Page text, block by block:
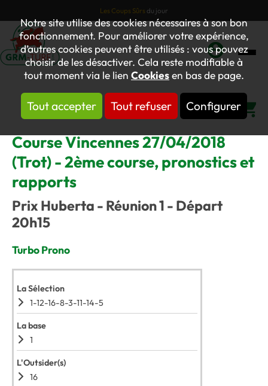
Notre site utilise des cookies nécessaires à son bon
fonctionnement. Pour améliorer votre expérience,
d’autres cookies peuvent être utilisés : vous pouvez
choisir de les désactiver. Cela reste modifiable à
tout moment via le lien Cookiesen bas de page.
Tout accepter Tout refuser Configurer
Les Coups Sûrs du jour
Mon
compte
Course Vincennes 27/04/2018
(Trot) - 2ème course, pronostics et
rapports
Prix Huberta - Réunion 1 - Départ
20h15
Turbo Prono
La Sélection
1-12-16-8-3-11-14-5
La base
1
L'Outsider(s)
16